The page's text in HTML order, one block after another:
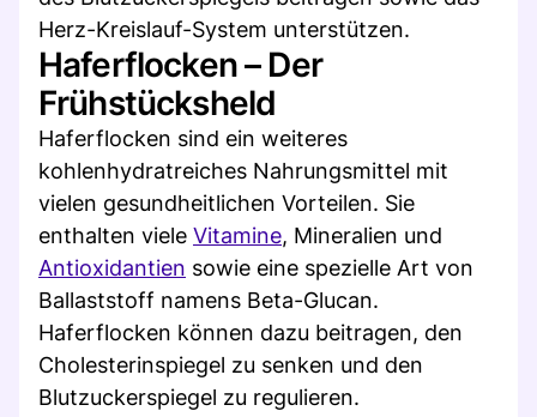
Herz-Kreislauf-System unterstützen.
Haferflocken – Der
Frühstücksheld
Haferflocken sind ein weiteres
kohlenhydratreiches Nahrungsmittel mit
vielen gesundheitlichen Vorteilen. Sie
enthalten viele Vitamine, Mineralien und
Antioxidantien sowie eine spezielle Art von
Ballaststoff namens Beta-Glucan.
Haferflocken können dazu beitragen, den
Cholesterinspiegel zu senken und den
Blutzuckerspiegel zu regulieren.